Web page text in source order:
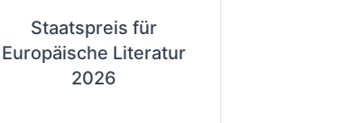
Staatspreis für
Europäische Literatur
2026